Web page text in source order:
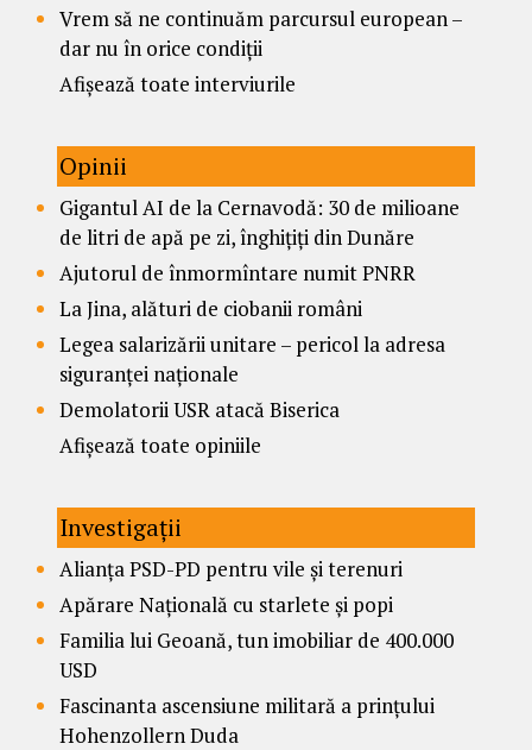
Vrem să ne continuăm parcursul european –
dar nu în orice condiții
Afișează toate interviurile
Opinii
Gigantul AI de la Cernavodă: 30 de milioane
de litri de apă pe zi, înghițiți din Dunăre
Ajutorul de înmormîntare numit PNRR
La Jina, alături de ciobanii români
Legea salarizării unitare – pericol la adresa
siguranței naționale
Demolatorii USR atacă Biserica
Afișează toate opiniile
Investigații
Alianța PSD-PD pentru vile și terenuri
Apărare Națională cu starlete și popi
Familia lui Geoană, tun imobiliar de 400.000
USD
Fascinanta ascensiune militară a prințului
Hohenzollern Duda